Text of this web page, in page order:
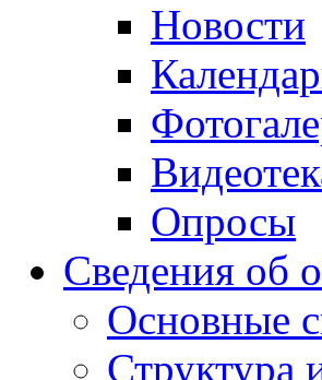
Новости
Опросы
Сведения об
Основные
Структура